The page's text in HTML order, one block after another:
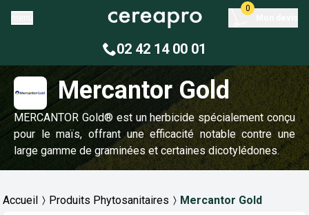
0
02 42 14 00 01
Mercantor Gold
MERCANTOR Gold® est un herbicide spécialement conçu
pour le maïs, offrant une efficacité notable contre une
large gamme de graminées et certaines dicotylédones.
Accueil Produits Phytosanitaires Mercantor Gold